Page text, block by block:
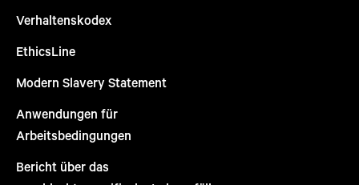
Verhaltenskodex
EthicsLine
Modern Slavery Statement
Anwendungen für
Arbeitsbedingungen
Bericht über das